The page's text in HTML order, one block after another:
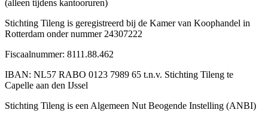
(alleen tijdens kantooruren)
Stichting Tileng is geregistreerd bij de Kamer van Koophandel in
Rotterdam onder nummer 24307222
Fiscaalnummer: 8111.88.462
IBAN: NL57 RABO 0123 7989 65 t.n.v. Stichting Tileng te
Capelle aan den IJssel
Stichting Tileng is een Algemeen Nut Beogende Instelling (ANBI)